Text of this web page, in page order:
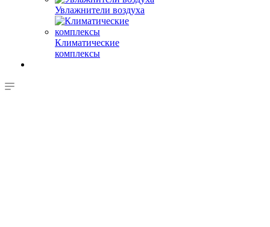
Увлажнители воздуха
Климатические
комплексы